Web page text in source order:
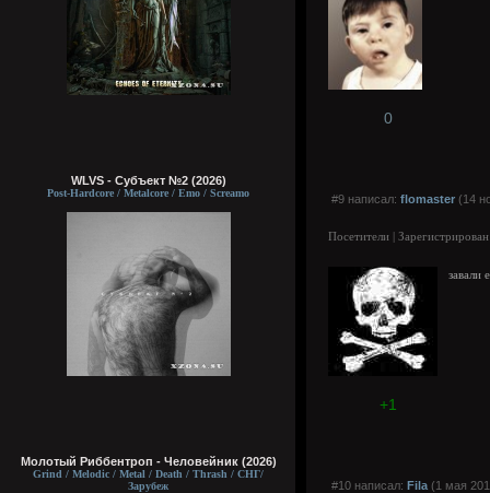
WLVS - Субъект №2 (2026)
Post-Hardcore / Metalcore / Emo / Screamo
Молотый Риббентроп - Человейник (2026)
Grind / Melodic / Metal / Death / Thrash / СНГ/
Зарубеж
0
#9 написал: flomaster (14
Посетители |
завали
+1
#10 написал: Fila (1 мая